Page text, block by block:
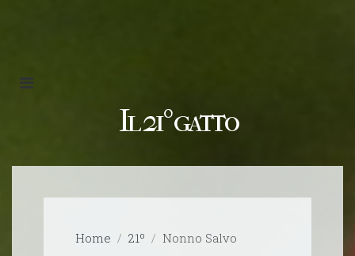
Il 21º gatto
Home 21º Nonno Salvo